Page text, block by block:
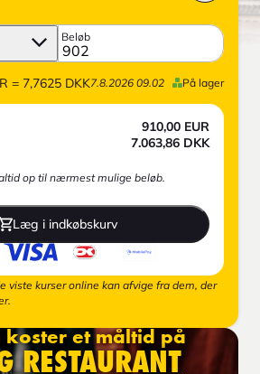
Beløb
= 7,7625 DKK7.8.2026 09.02 På lager
910,00 EUR
7.063,86 DKK
op til nærmest mulige beløb.
Læg i indkøbskurv
viste kurser online kan afvige fra dem, der
koster et måltid på
RESTAURANT